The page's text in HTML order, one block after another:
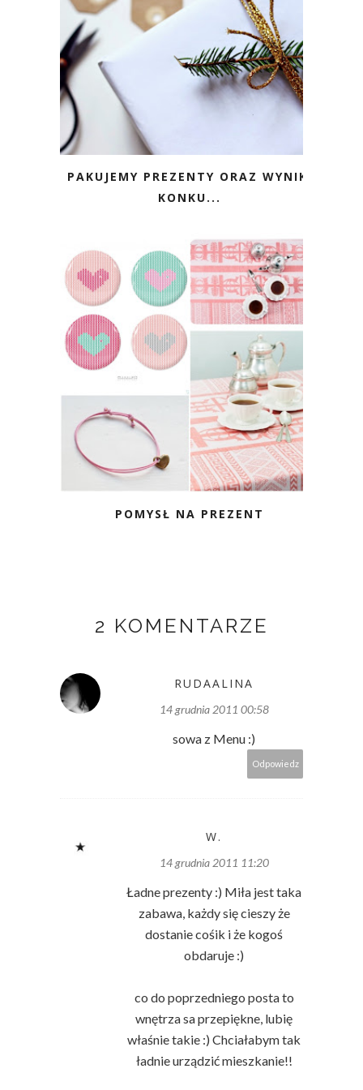
PAKUJEMY PREZENTY ORAZ WYNIKI
KONKU...
POMYSŁ NA PREZENT
2 KOMENTARZE
RUDAALINA
14 grudnia 2011 00:58
sowa z Menu :)
Odpowiedz
W.
14 grudnia 2011 11:20
Ładne prezenty :) Miła jest taka
zabawa, każdy się cieszy że
dostanie cośik i że kogoś
obdaruje :)
co do poprzedniego posta to
wnętrza sa przepiękne, lubię
właśnie takie :) Chciałabym tak
ładnie urządzić mieszkanie!!